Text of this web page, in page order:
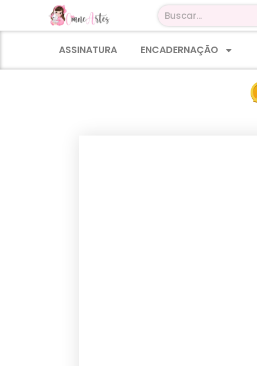
ASSINATURA ENCADERNAÇÃO